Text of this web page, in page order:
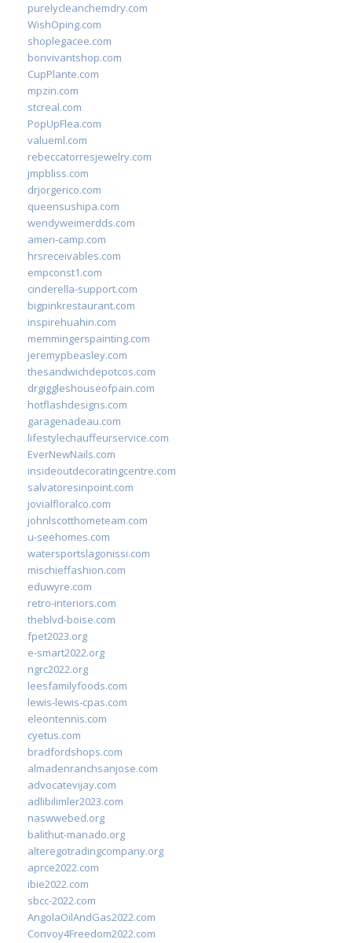
purelycleanchemdry.com
WishOping.com
shoplegacee.com
bonvivantshop.com
CupPlante.com
mpzin.com
stcreal.com
PopUpFlea.com
valueml.com
rebeccatorresjewelry.com
jmpbliss.com
drjorgerico.com
queensushipa.com
wendyweimerdds.com
ameri-camp.com
hrsreceivables.com
empconst1.com
cinderella-support.com
bigpinkrestaurant.com
inspirehuahin.com
memmingerspainting.com
jeremypbeasley.com
thesandwichdepotcos.com
drgiggleshouseofpain.com
hotflashdesigns.com
garagenadeau.com
lifestylechauffeurservice.com
EverNewNails.com
insideoutdecoratingcentre.com
salvatoresinpoint.com
jovialfloralco.com
johnlscotthometeam.com
u-seehomes.com
watersportslagonissi.com
mischieffashion.com
eduwyre.com
retro-interiors.com
theblvd-boise.com
fpet2023.org
e-smart2022.org
ngrc2022.org
leesfamilyfoods.com
lewis-lewis-cpas.com
eleontennis.com
cyetus.com
bradfordshops.com
almadenranchsanjose.com
advocatevijay.com
adlibilimler2023.com
naswwebed.org
balithut-manado.org
alteregotradingcompany.org
aprce2022.com
ibie2022.com
sbcc-2022.com
AngolaOilAndGas2022.com
Convoy4Freedom2022.com